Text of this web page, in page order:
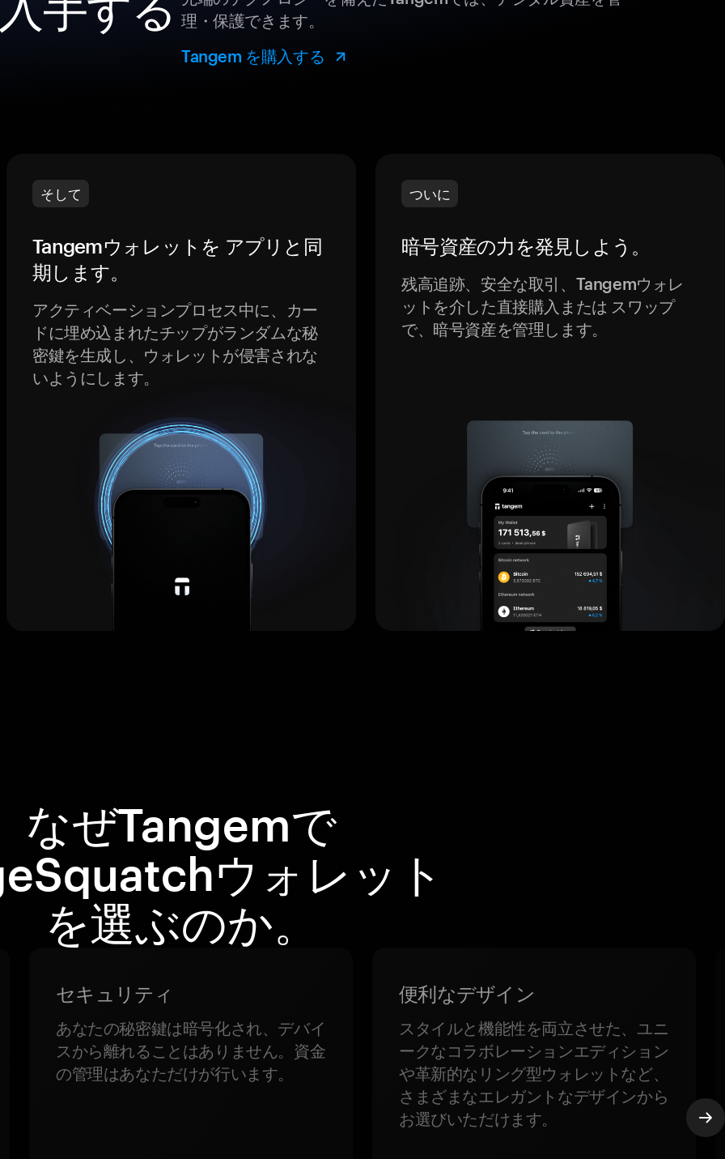
理・保護できます。
Tangem を購入する
そして
Tangemウォレットを アプリと同
期します。
アクティベーションプロセス中に、カー
ドに埋め込まれたチップがランダムな秘
密鍵を生成し、ウォレットが侵害されな
いようにします。
ついに
暗号資産の力を発見しよう。
残高追跡、安全な取引、Tangemウォレ
ットを介した直接購入または スワップ
で、暗号資産を管理します。
なぜTangemで
ウォレット
を選ぶのか。
セキュリティ
あなたの秘密鍵は暗号化され、デバイ
スから離れることはありません。資金
の管理はあなただけが行います。
便利なデザイン
スタイルと機能性を両立させた、ユニ
ークなコラボレーションエディション
や革新的なリング型ウォレットなど、
さまざまなエレガントなデザインから
お選びいただけます。